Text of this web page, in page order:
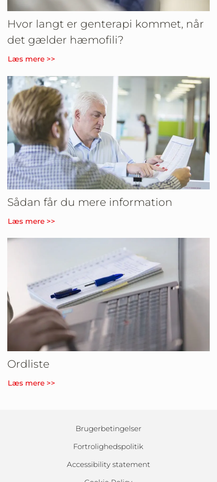
Hvor langt er genterapi kommet, når
det gælder hæmofili?
Læs mere >>
Sådan får du mere information
Læs mere >>
Ordliste
Læs mere >>
Brugerbetingelser
Fortrolighedspolitik
Accessibility statement